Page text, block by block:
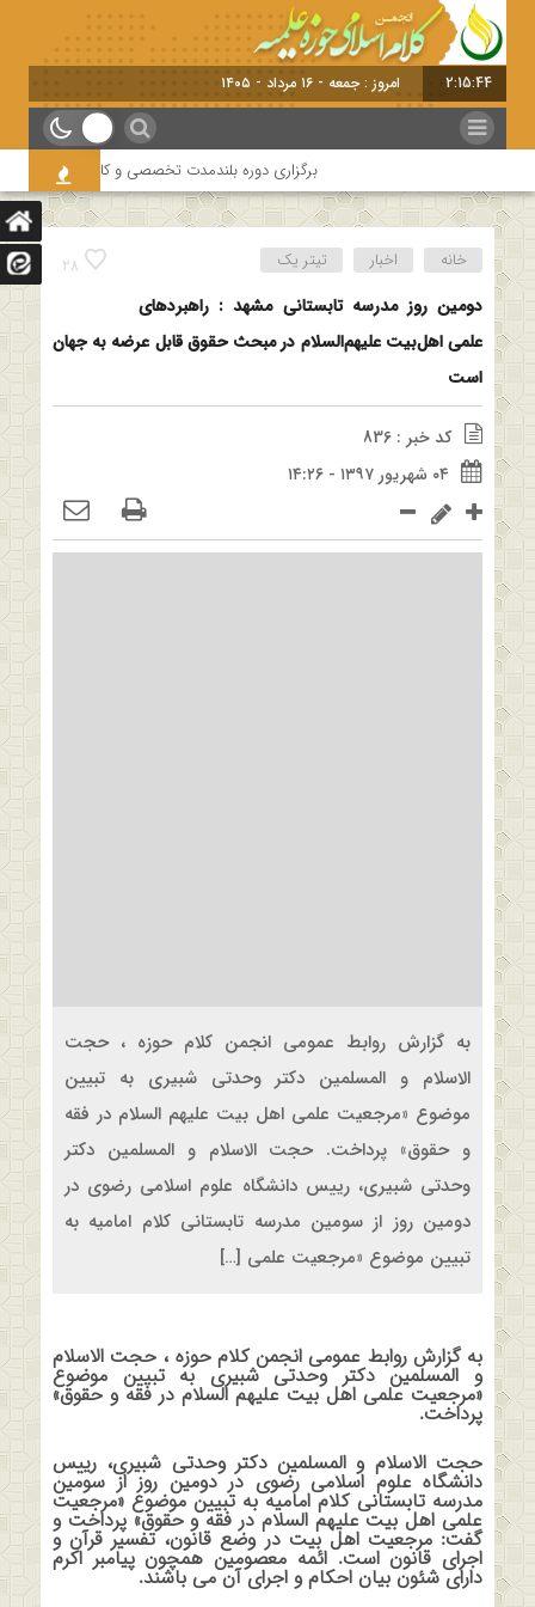
2:15:44 امروز :
برگزاری دوره بلندمدت تخصصی و کارگاه آموزشی
28 خانه اخبار تیتر یک
دومین روز مدرسه تابستانی مشهد : راهبردهای
علمی اهل‌بیت علیهم‌السلام در مبحث حقوق قابل عرضه به جهان
است
کد خبر : 836
۰۴ شهریور ۱۳۹۷ - ۱۴:۲۶
به گزارش روابط عمومی انجمن کلام حوزه ، حجت
الاسلام و المسلمین دکتر وحدتی شبیری به تبیین
موضوع «مرجعیت علمی اهل بیت علیهم السلام در فقه
و حقوق» پرداخت. حجت الاسلام و المسلمین دکتر
وحدتی شبیری، رییس دانشگاه علوم اسلامی رضوی در
دومین روز از سومین مدرسه تابستانی کلام امامیه به
تبیین موضوع «مرجعیت علمی […]
به گزارش روابط عمومی انجمن کلام حوزه ، حجت الاسلام
و المسلمین دکتر وحدتی شبیری به تبیین موضوع
«مرجعیت علمی اهل بیت علیهم السلام در فقه و حقوق»
پرداخت.
حجت الاسلام و المسلمین دکتر وحدتی شبیری، رییس
دانشگاه علوم اسلامی رضوی در دومین روز از سومین
مدرسه تابستانی کلام امامیه به تبیین موضوع «مرجعیت
علمی اهل بیت علیهم السلام در فقه و حقوق» پرداخت و
گفت: مرجعیت اهل بیت در وضع قانون، تفسیر قرآن و
اجرای قانون است. ائمه معصومین همچون پیامبر اکرم
دارای شئون بیان احکام و اجرای آن می باشند.